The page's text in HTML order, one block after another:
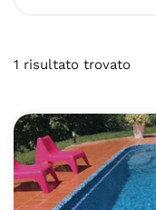
1 risultato trovato